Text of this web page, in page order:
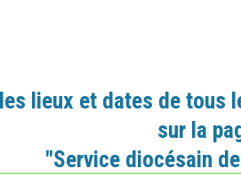
lieux et dates de tous
sur la
"Service diocésain